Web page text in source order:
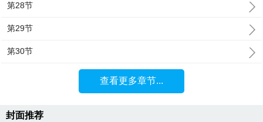
第28节
第29节
第30节
查看更多章节...
封面推荐